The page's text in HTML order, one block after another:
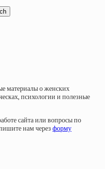
материалы о женских
психологии и полезные
сайта или вопросы по
нам через форму